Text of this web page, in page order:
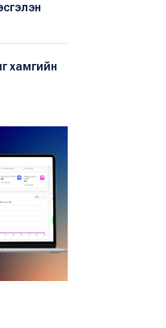
хамгийн